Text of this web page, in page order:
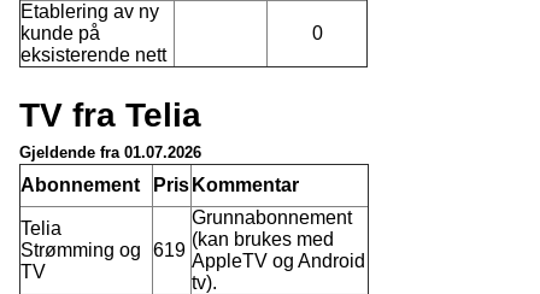
Etablering av ny
kunde på
eksisterende nett
0
TV fra Telia
Gjeldende fra 01.07.2026
Abonnement Pris Kommentar
Telia
Strømming og
TV
619
Grunnabonnement
(kan brukes med
AppleTV og Android
tv).